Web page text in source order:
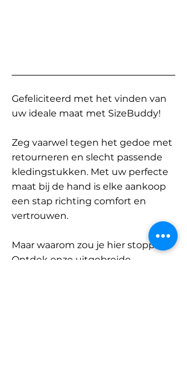
Gefeliciteerd met het vinden van
uw ideale maat met SizeBuddy!
Zeg vaarwel tegen het gedoe met
retourneren en slecht passende
kledingstukken. Met uw perfecte
maat bij de hand is elke aankoop
een stap richting comfort en
vertrouwen.
Maar waarom zou je hier stoppen?
Ontdek onze uitgebreide